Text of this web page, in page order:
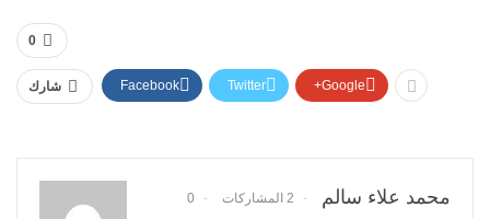
0
شارك Facebook Twitter Google+
محمد علاء سالم 2 المشاركات 0